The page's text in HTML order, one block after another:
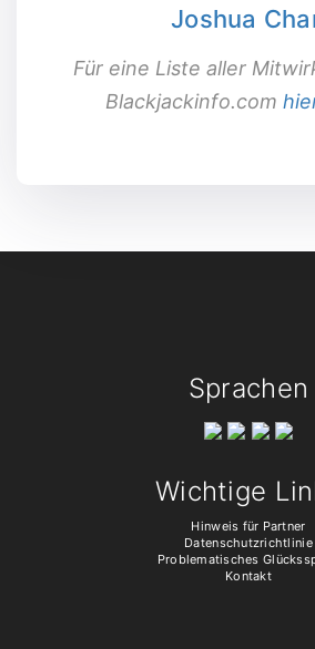
Joshua
Für eine Liste aller
Blackjackinfo.com
Sprachen
Wichtige
Hinweis für Partner
Datenschutzrichtlinie
Problematisches
Kontakt